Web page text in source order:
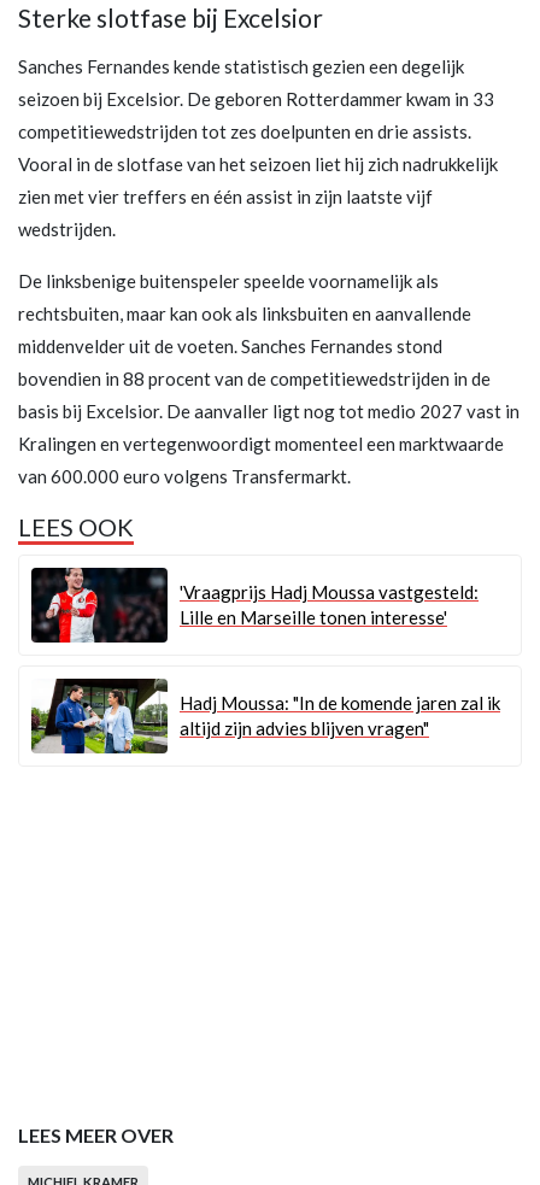
Sterke slotfase bij Excelsior
Sanches Fernandes kende statistisch gezien een degelijk
seizoen bij Excelsior. De geboren Rotterdammer kwam in 33
competitiewedstrijden tot zes doelpunten en drie assists.
Vooral in de slotfase van het seizoen liet hij zich nadrukkelijk
zien met vier treffers en één assist in zijn laatste vijf
wedstrijden.
De linksbenige buitenspeler speelde voornamelijk als
rechtsbuiten, maar kan ook als linksbuiten en aanvallende
middenvelder uit de voeten. Sanches Fernandes stond
bovendien in 88 procent van de competitiewedstrijden in de
basis bij Excelsior. De aanvaller ligt nog tot medio 2027 vast in
Kralingen en vertegenwoordigt momenteel een marktwaarde
van 600.000 euro volgens Transfermarkt.
LEES OOK
'Vraagprijs Hadj Moussa vastgesteld:
Lille en Marseille tonen interesse'
Hadj Moussa: "In de komende jaren zal ik
altijd zijn advies blijven vragen"
LEES MEER OVER